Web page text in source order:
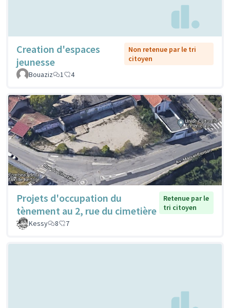
Creation d'espaces
jeunesse
Non retenue par le tri
citoyen
Bouaziz
1 4
Projets d'occupation du
tènement au 2, rue du cimetière
Retenue par le
tri citoyen
Kessy
8 7